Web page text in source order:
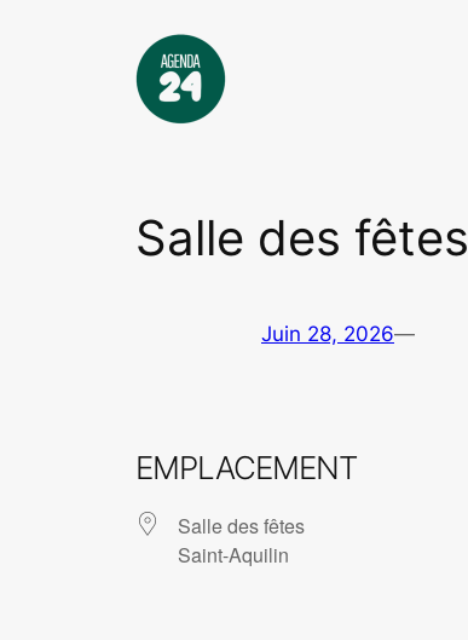
Salle des fêtes
Juin 28, 2026—
EMPLACEMENT
Salle des fêtes
Saint-Aquilin